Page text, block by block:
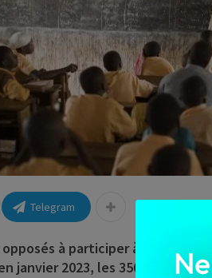
Telegram
opposés à participer à
janvier 2023, les 350